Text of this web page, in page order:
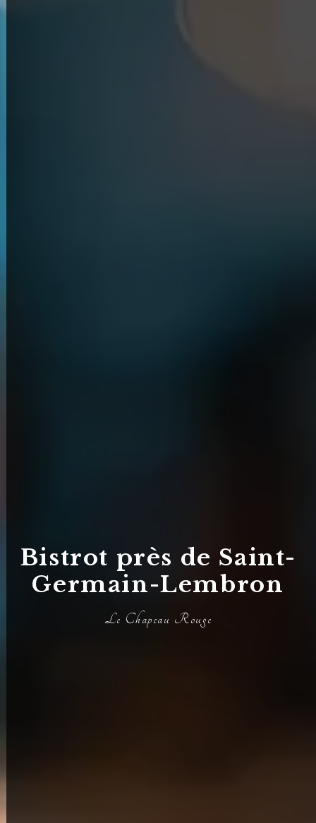
Bistrot près de Saint-
Germain-Lembron
Le Chapeau Rouge